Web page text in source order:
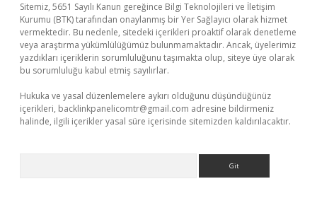
Sitemiz, 5651 Sayılı Kanun gereğince Bilgi Teknolojileri ve İletişim
Kurumu (BTK) tarafından onaylanmış bir Yer Sağlayıcı olarak hizmet
vermektedir. Bu nedenle, sitedeki içerikleri proaktif olarak denetleme
veya araştırma yükümlülüğümüz bulunmamaktadır. Ancak, üyelerimiz
yazdıkları içeriklerin sorumluluğunu taşımakta olup, siteye üye olarak
bu sorumluluğu kabul etmiş sayılırlar.
Hukuka ve yasal düzenlemelere aykırı olduğunu düşündüğünüz
içerikleri, backlinkpanelicomtr@gmail.com adresine bildirmeniz
halinde, ilgili içerikler yasal süre içerisinde sitemizden kaldırılacaktır.